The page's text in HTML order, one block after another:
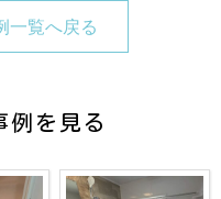
一覧へ戻る
例を見る